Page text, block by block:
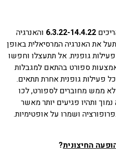
6.3.22-14.4.22 והאנרגיה
את האנרגיה המרסיאלית באופן
גופנית. אל תתעצלו וחפשו
ספורט בהתאם למגבלות
פעילות גופנית אחרת תתאים.
ממש מחוברים לספורט, לכו
ותהיו פגיעים יותר מאשר
ושמרו על אופטימיות.
החיצונית?